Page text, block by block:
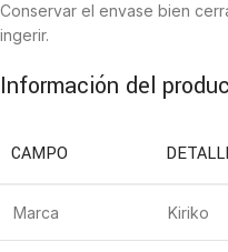
Conservar el envase bien
ingerir.
Información del
CAMPO
Marca Kiriko